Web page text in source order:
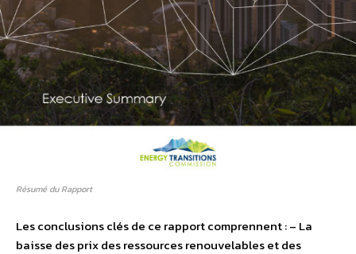
Résumé du Rapport
Les conclusions clés de ce rapport comprennent : – La
baisse des prix des ressources renouvelables et des